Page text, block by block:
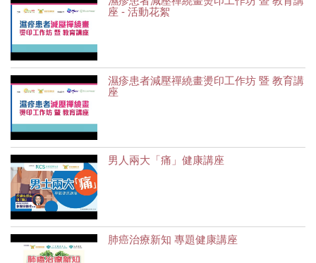
座 - 活動花絮
濕疹患者減壓禪繞畫燙印工作坊 暨 教育講
座
男人兩大「痛」健康講座
肺癌治療新知 專題健康講座